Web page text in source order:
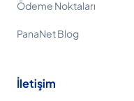
Ödeme Noktaları
PanaNet Blog
İletişim